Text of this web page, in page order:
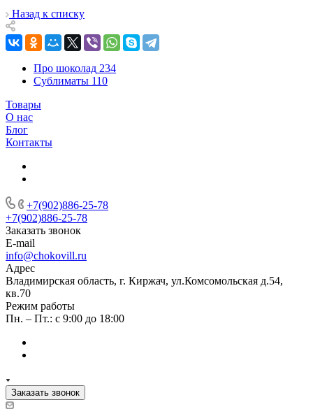
Назад к списку
Про шоколад 234
Сублиматы 110
Товары
О нас
Блог
Контакты
+7(902)886-25-78
+7(902)886-25-78
Заказать звонок
E-mail
info@chokovill.ru
Адрес
Владимирская область, г. Киржач, ул.Комсомольская д.54,
кв.70
Режим работы
Пн. – Пт.: с 9:00 до 18:00
Заказать звонок